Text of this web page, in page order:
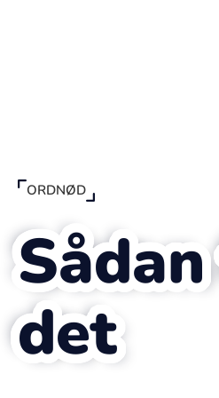
ORDNØD
det